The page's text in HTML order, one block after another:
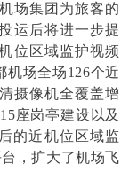
场集团为旅客的
运后将进一步提
位区域监护视频
机场全场126个近
摄像机全覆盖增
座岗亭建设以及
的近机位区域监
，扩大了机场飞